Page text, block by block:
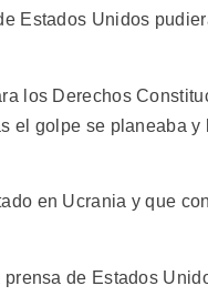
Estados Unidos
los Derechos
el golpe se planeaba
en Ucrania y que
de Estados